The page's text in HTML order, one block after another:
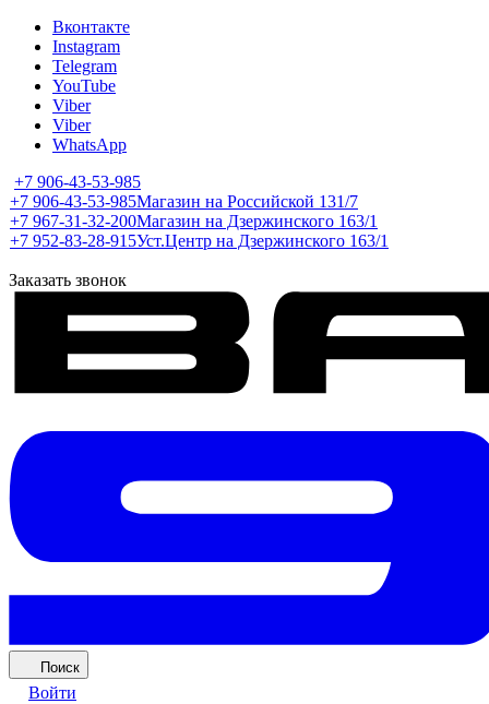
Вконтакте
Instagram
Telegram
YouTube
Viber
Viber
WhatsApp
+7 906-43-53-985
+7 906-43-53-985Магазин на Российской 131/7
+7 967-31-32-200Магазин на Дзержинского 163/1
+7 952-83-28-915Уст.Центр на Дзержинского 163/1
Заказать звонок
Поиск
Войти